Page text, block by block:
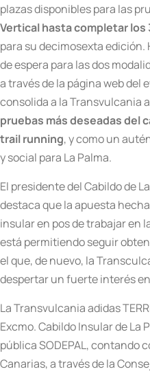
plazas disponibles para las
Vertical hasta completar
para su decimosexta edición.
de espera para las dos
a través de la página web del
consolida a la Transvulcania
pruebas más deseadas del
trail running, y como un
y social para La Palma.
El presidente del Cabildo de
destaca que la apuesta
insular en pos de trabajar en
está permitiendo seguir
el que, de nuevo, la
despertar un fuerte interés
La Transvulcania adidas
Excmo. Cabildo Insular de La
pública SODEPAL, contando
Canarias, a través de la